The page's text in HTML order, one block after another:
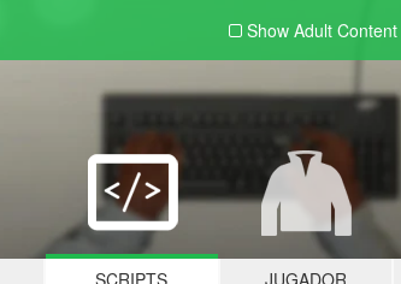
Show Adult Content
SCRIPTS JUGADOR